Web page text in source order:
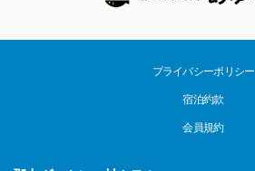
プライバシーポリシー
宿泊約款
会員規約